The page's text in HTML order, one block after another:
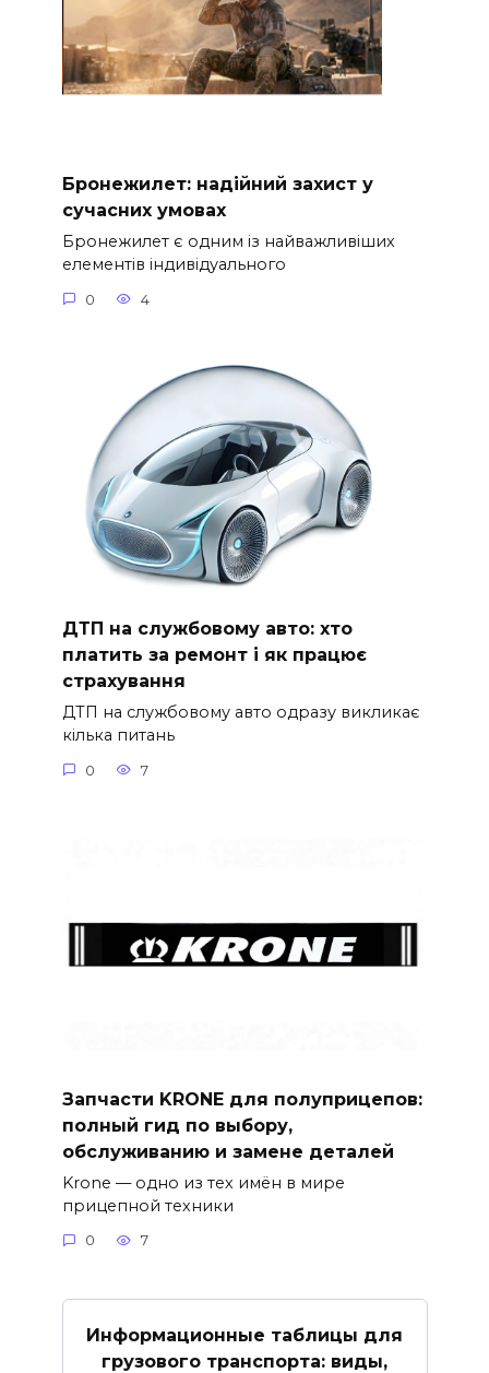
Бронежилет: надійний захист у
сучасних умовах
Бронежилет є одним із найважливіших
елементів індивідуального
0 4
ДТП на службовому авто: хто
платить за ремонт і як працює
страхування
ДТП на службовому авто одразу викликає
кілька питань
0 7
Запчасти KRONE для полуприцепов:
полный гид по выбору,
обслуживанию и замене деталей
Krone — одно из тех имён в мире
прицепной техники
0 7
Информационные таблицы для
грузового транспорта: виды,